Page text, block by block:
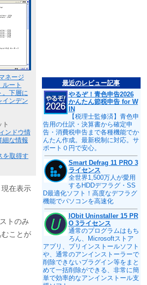
ネージ
ート
。下層に
インデン
ンドウ情
細な情報
を取得す
在表示
トのみ
ことが
最近のレビュー記事
やるぞ！青色申告2026
かんたん節税申告 for W
IN
【税理士監修済】青色申
告用の仕訳・決算書から確定申
告・消費税申告まで各種機能でか
んたん作成。最新税制に対応。サ
ポート０円で安心。
Smart Defrag 11 PRO 3
ライセンス
全世界1,500万人が愛用
するHDDデフラグ・SS
D最適化ソフト！高度なデフラグ
機能でパソコンを高速化
IObit Uninstaller 15 PR
O 3ライセンス
通常のプログラムはもち
ろん、Microsoftストア
アプリ、プリインストールソフト
や、通常のアンインストーラーで
削除できないプラグイン等をまと
めて一括削除ができる、非常に簡
単で効率的なアンインストール支